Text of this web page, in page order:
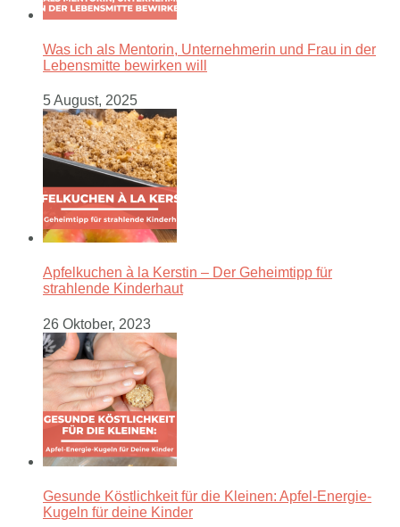
Was ich als Mentorin, Unternehmerin und Frau in der
Lebensmitte bewirken will
5 August, 2025
Apfelkuchen à la Kerstin – Der Geheimtipp für
strahlende Kinderhaut
26 Oktober, 2023
Gesunde Köstlichkeit für die Kleinen: Apfel-Energie-
Kugeln für deine Kinder